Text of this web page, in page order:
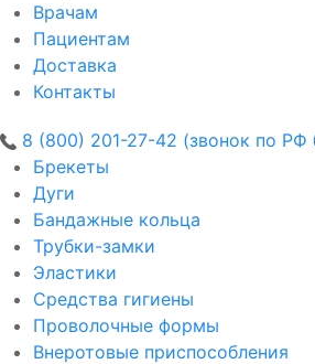
Врачам
Пациентам
Доставка
Контакты
8 (800) 201-27-42 (звонок по РФ
Брекеты
Дуги
Бандажные кольца
Трубки-замки
Эластики
Средства гигиены
Проволочные формы
Внеротовые приспособления